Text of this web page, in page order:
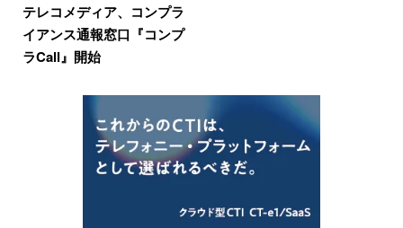
テレコメディア、コンプラ
イアンス通報窓口『コンプ
ラCall』開始